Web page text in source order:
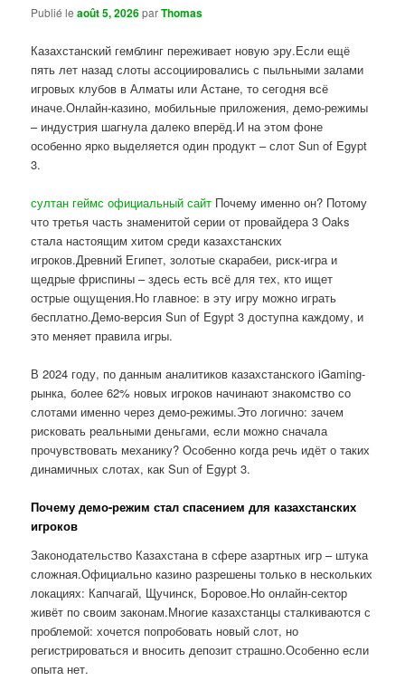
Publié leaoût 5, 2026parThomas
Казахстанский гемблинг переживает новую эру.Если ещё
пять лет назад слоты ассоциировались с пыльными залами
игровых клубов в Алматы или Астане, то сегодня всё
иначе.Онлайн-казино, мобильные приложения, демо-режимы
– индустрия шагнула далеко вперёд.И на этом фоне
особенно ярко выделяется один продукт – слот Sun of Egypt
3.
султан геймс официальный сайт Почему именно он? Потому
что третья часть знаменитой серии от провайдера 3 Oaks
стала настоящим хитом среди казахстанских
игроков.Древний Египет, золотые скарабеи, риск-игра и
щедрые фриспины – здесь есть всё для тех, кто ищет
острые ощущения.Но главное: в эту игру можно играть
бесплатно.Демо-версия Sun of Egypt 3 доступна каждому, и
это меняет правила игры.
В 2024 году, по данным аналитиков казахстанского iGaming-
рынка, более 62% новых игроков начинают знакомство со
слотами именно через демо-режимы.Это логично: зачем
рисковать реальными деньгами, если можно сначала
прочувствовать механику? Особенно когда речь идёт о таких
динамичных слотах, как Sun of Egypt 3.
Почему демо-режим стал спасением для казахстанских
игроков
Законодательство Казахстана в сфере азартных игр – штука
сложная.Официально казино разрешены только в нескольких
локациях: Капчагай, Щучинск, Боровое.Но онлайн-сектор
живёт по своим законам.Многие казахстанцы сталкиваются с
проблемой: хочется попробовать новый слот, но
регистрироваться и вносить депозит страшно.Особенно если
опыта нет.